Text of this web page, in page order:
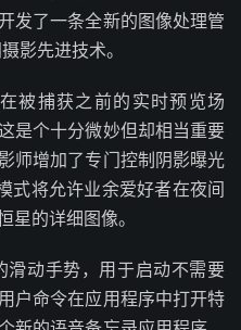
发了一条全新的图像处理管
影先进技术。
被捕获之前的实时预览场
是个十分微妙但却相当重要
师增加了专门控制阴影曝光
式将允许业余爱好者在夜间
星的详细图像。
滑动手势，用于启动不需要
户命令在应用程序中打开特